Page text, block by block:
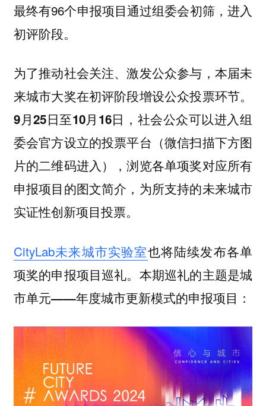
最终有96个申报项目通过组委会初筛，进入
初评阶段。
为了推动社会关注、激发公众参与，本届未
来城市大奖在初评阶段增设公众投票环节。
9月25日至10月16日，社会公众可以进入组
委会官方设立的投票平台 （微信扫描下方图
片的二维码进入），浏览各单项奖对应所有
申报项目的图文简介，为所支持的未来城市
实证性创新项目投票。
CityLab未来城市实验室也将陆续发布各单
项奖的申报项目巡礼。本期巡礼的主题是城
市单元——年度城市更新模式的申报项目：